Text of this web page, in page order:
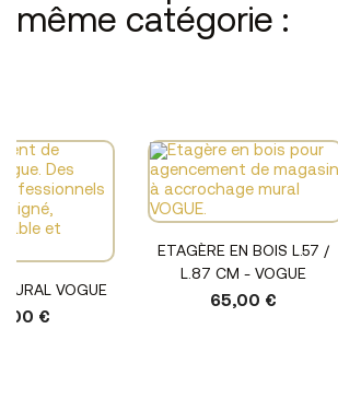
même catégorie :
VOGUE
€
ETAGÈRE EN BOIS L.57 /
L.87 CM - VOGUE
65,00 €